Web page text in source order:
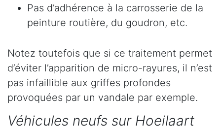
Pas d’adhérence à la carrosserie de la
peinture routière, du goudron, etc.
Notez toutefois que si ce traitement permet
d’éviter l’apparition de micro-rayures, il n’est
pas infaillible aux griffes profondes
provoquées par un vandale par exemple.
Véhicules neufs sur Hoeilaart